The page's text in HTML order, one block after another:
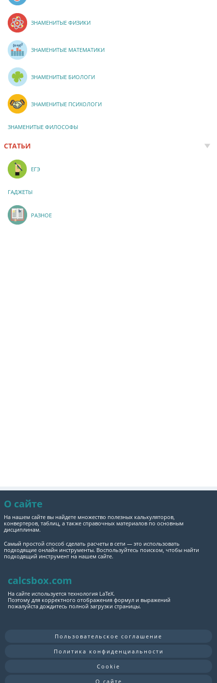
ЗНАМЕНИТЫЕ ФИЗИКИ
ЗНАМЕНИТЫЕ МАТЕМАТИКИ
ЗНАМЕНИТЫЕ БИОЛОГИ
ЗНАМЕНИТЫЕ ПСИХОЛОГИ
ЗНАМЕНИТЫЕ ФИЛОСОФЫ
СТАТЬИ
ЕГЭ
ГАДЖЕТЫ
РАЗНОЕ
О сайте
На нашем сайте вы найдете множество полезных калькуляторов,
конвертеров, таблиц, а также справочных материалов по основным
дисциплинам.
Самый простой способ сделать расчеты в сети — это использовать
подходящие онлайн инструменты. Воспользуйтесь поиском, чтобы найти
подходящий инструмент на нашем сайте.
calcsbox.com
На сайте используется технология LaTeX.
Поэтому для корректного отображения формул и выражений
пожалуйста дождитесь полной загрузки страницы.
Пользовательское соглашение
Политика конфиденциальности
Cookie
О сайте